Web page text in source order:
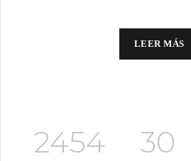
LEER MÁS
2454 30